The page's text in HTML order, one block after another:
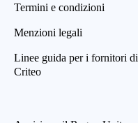
Termini e condizioni
Menzioni legali
Linee guida per i fornitori di
Criteo